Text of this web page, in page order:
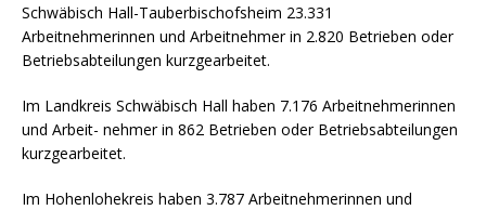
Schwäbisch Hall-Tauberbischofsheim 23.331
Arbeitnehmerinnen und Arbeitnehmer in 2.820 Betrieben oder
Betriebsabteilungen kurzgearbeitet.
Im Landkreis Schwäbisch Hall haben 7.176 Arbeitnehmerinnen
und Arbeit- nehmer in 862 Betrieben oder Betriebsabteilungen
kurzgearbeitet.
Im Hohenlohekreis haben 3.787 Arbeitnehmerinnen und